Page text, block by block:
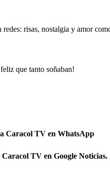
risas, nostalgia y amor
que tanto soñaban!
Caracol TV en WhatsApp
Caracol TV en Google Noticias.